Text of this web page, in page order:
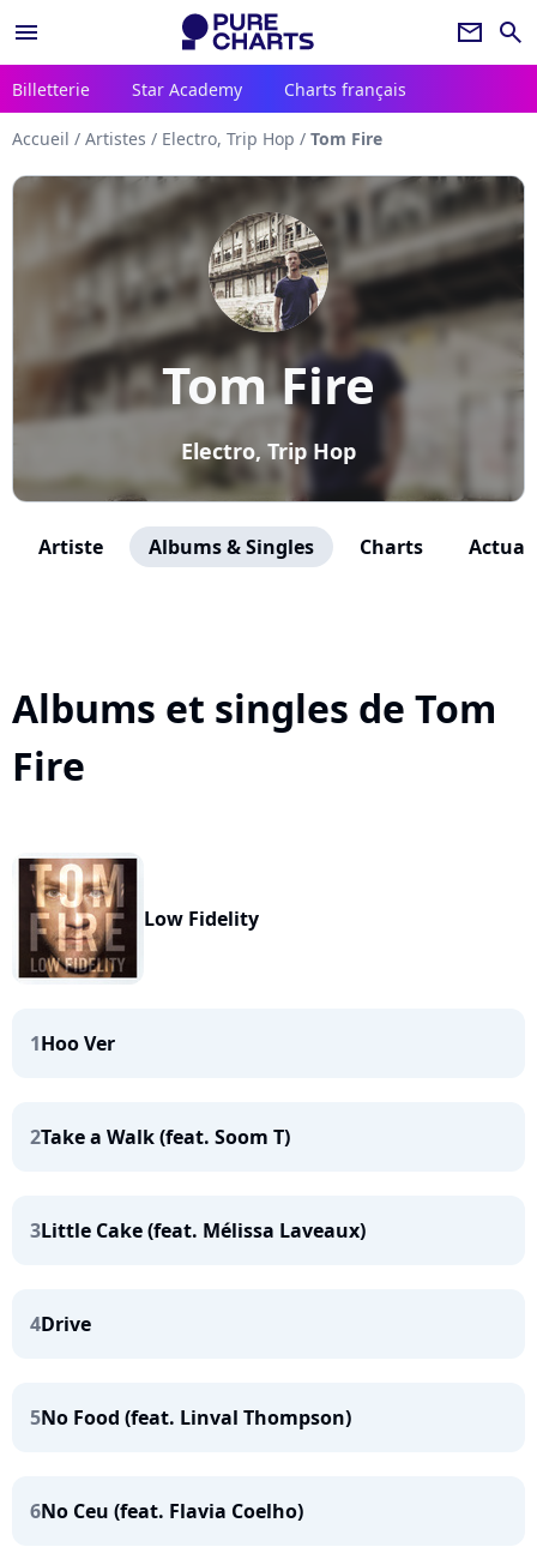
menu newsletter search
Billetterie Star Academy Charts français
Accueil / Artistes / Electro, Trip Hop / Tom Fire
Tom Fire
Electro, Trip Hop
Artiste Albums & Singles Charts
Albums et singles de Tom
Fire
Low Fidelity
1Hoo Ver
2Take a Walk (feat. Soom T)
3Little Cake (feat. Mélissa Laveaux)
4Drive
5No Food (feat. Linval Thompson)
6No Ceu (feat. Flavia Coelho)